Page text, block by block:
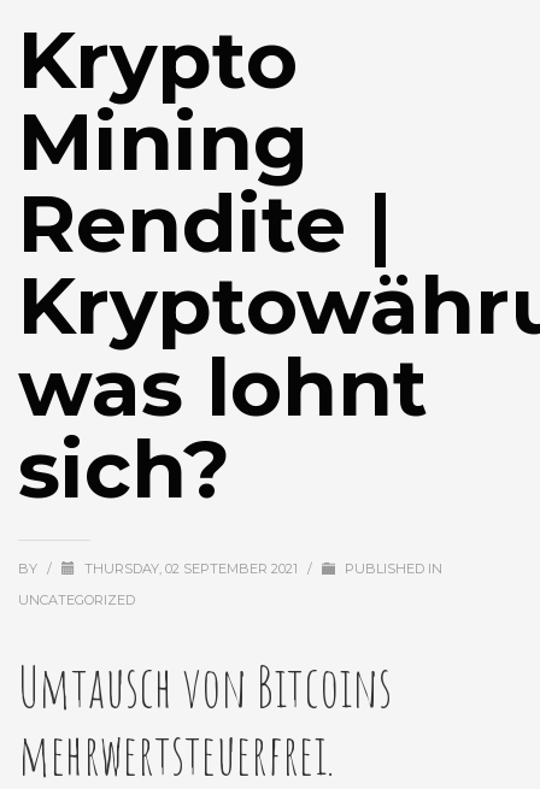
Krypto
Mining
Rendite |
was lohnt
sich?
BY / THURSDAY, 02 SEPTEMBER 2021 /
PUBLISHED IN
UNCATEGORIZED
Umtausch von Bitcoins
mehrwertsteuerfrei.